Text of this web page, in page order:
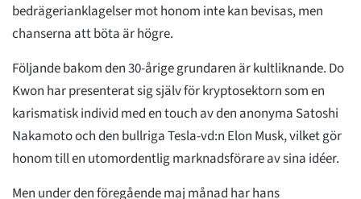
bedrägerianklagelser mot honom inte kan bevisas, men
chanserna att böta är högre.
Följande bakom den 30-årige grundaren är kultliknande. Do
Kwon har presenterat sig själv för kryptosektorn som en
karismatisk individ med en touch av den anonyma Satoshi
Nakamoto och den bullriga Tesla-vd:n Elon Musk, vilket gör
honom till en utomordentlig marknadsförare av sina idéer.
Men under den föregående maj månad har hans